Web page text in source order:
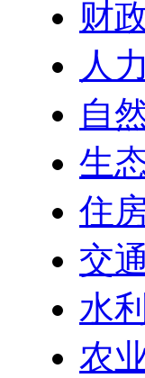
财
人
自
生
住
交
水
农